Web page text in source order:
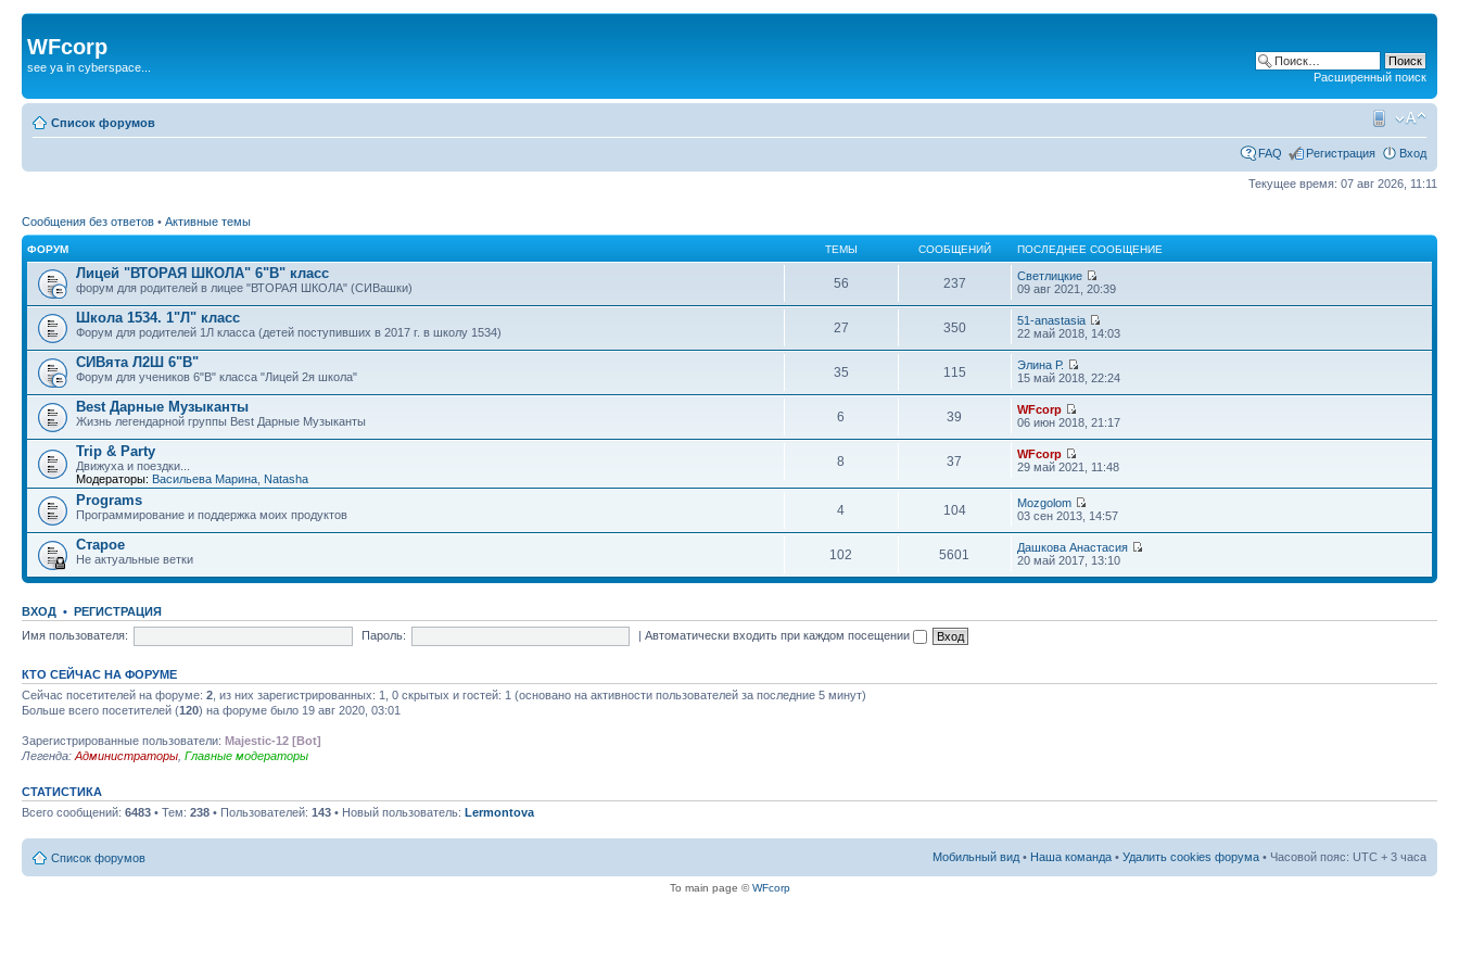
WFcorp
see ya in cyberspace...
Расширенный поиск
Список форумов
FAQ Регистрация Вход
Текущее время: 07 авг 2026, 11:11
Сообщения без ответов • Активные темы
ФОРУМ ТЕМЫ СООБЩЕНИЙ ПОСЛЕДНЕЕ СООБЩЕНИЕ
Лицей "ВТОРАЯ ШКОЛА" 6"В" класс
форум для родителей в лицее "ВТОРАЯ ШКОЛА" (СИВашки) 56 237
Светлицкие
09 авг 2021, 20:39
Школа 1534. 1"Л" класс
Форум для родителей 1Л класса (детей поступивших в 2017 г. в школу 1534) 27 350
51-anastasia
22 май 2018, 14:03
СИВята Л2Ш 6"В"
Форум для учеников 6"В" класса "Лицей 2я школа" 35 115
Элина Р.
15 май 2018, 22:24
Best Дарные Музыканты
Жизнь легендарной группы Best Дарные Музыканты 6 39
WFcorp
06 июн 2018, 21:17
Trip & Party
Движуха и поездки...
Модераторы: Васильева Марина Natasha
8 37
WFcorp
29 май 2021, 11:48
Programs
Программирование и поддержка моих продуктов 4 104
Mozgolom
03 сен 2013, 14:57
Старое
Не актуальные ветки 102 5601
Дашкова Анастасия
20 май 2017, 13:10
ВХОД • РЕГИСТРАЦИЯ
Имя пользователя:
Пароль: |Автоматически входить при каждом посещении
КТО СЕЙЧАС НА ФОРУМЕ
Сейчас посетителей на форуме: 2 , из них зарегистрированных: 1, 0 скрытых и гостей: 1 (основано на активности пользователей за последние 5 минут)
Больше всего посетителей (120) на форуме было 19 авг 2020, 03:01
Зарегистрированные пользователи: Majestic-12 [Bot]
Легенда: Администраторы Главные модераторы
СТАТИСТИКА
Всего сообщений: 6483 • Тем: 238 • Пользователей: 143 • Новый пользователь: Lermontova
Список форумов Мобильный вид • Наша команда • Удалить cookies форума • Часовой пояс: UTC + 3 часа
To main page ©WFcorp